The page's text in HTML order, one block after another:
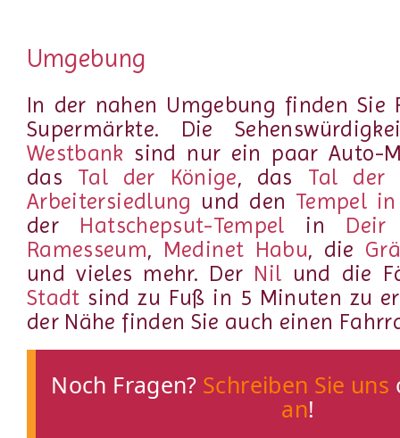
Umgebung
In der nahen Umgebung finden Sie
Supermärkte. Die
Westbank sind nur ein paar Auto-
das Tal der Könige, das Tal der
Arbeitersiedlung und den Tempel
der Hatschepsut-Tempel in Deir
Ramesseum, Medinet Habu, die
und vieles mehr. Der Nil und die
Stadt sind zu Fuß in 5 Minuten zu
der Nähe finden Sie auch einen
Noch Fragen? Schreiben Sie uns
an!